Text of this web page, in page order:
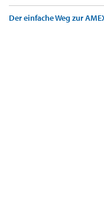
Der einfache Weg zur